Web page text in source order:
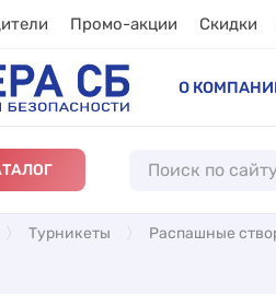
Промо-акции Скидки
О
Турникеты Распашные